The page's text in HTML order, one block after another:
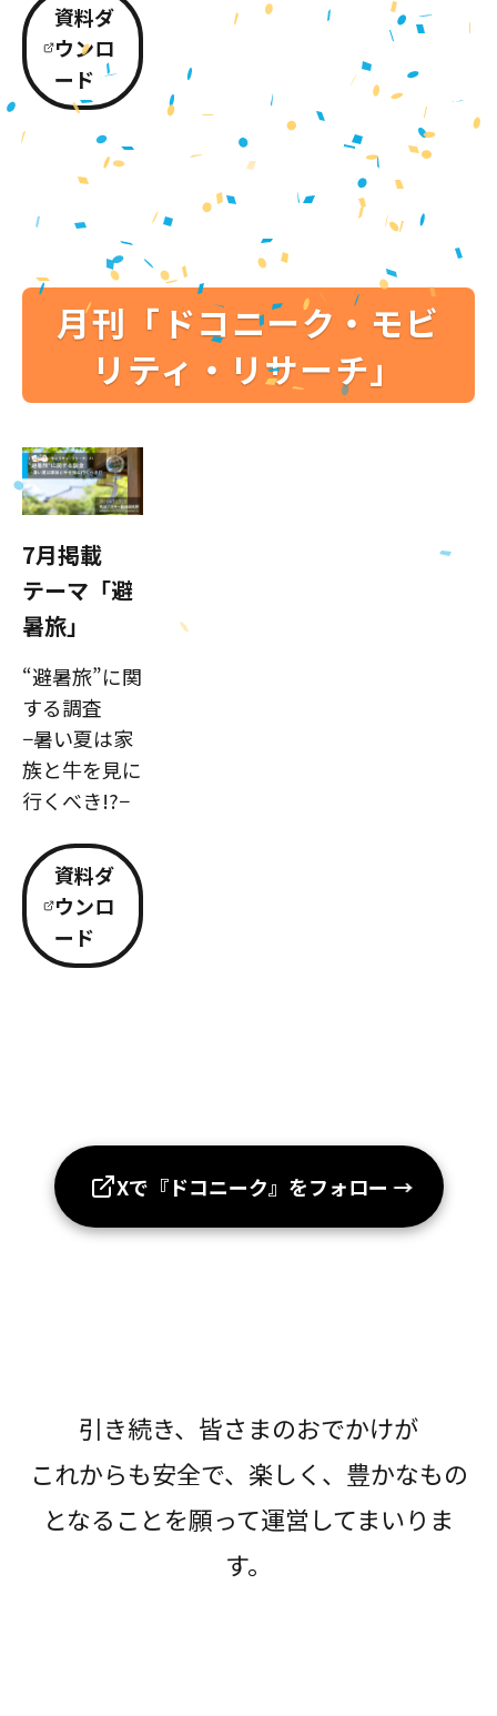
資料ダ
ウンロ
ード
月刊「ドコニーク・モビ
リティ・リサーチ」
7月掲載
テーマ「避
暑旅」
“避暑旅”に関
する調査
−暑い夏は家
族と牛を見に
行くべき!?−
資料ダ
ウンロ
ード
Xで『ドコニーク』をフォロー →
引き続き、皆さまのおでかけが
これからも安全で、楽しく、豊かなもの
となることを願って運営してまいりま
す。